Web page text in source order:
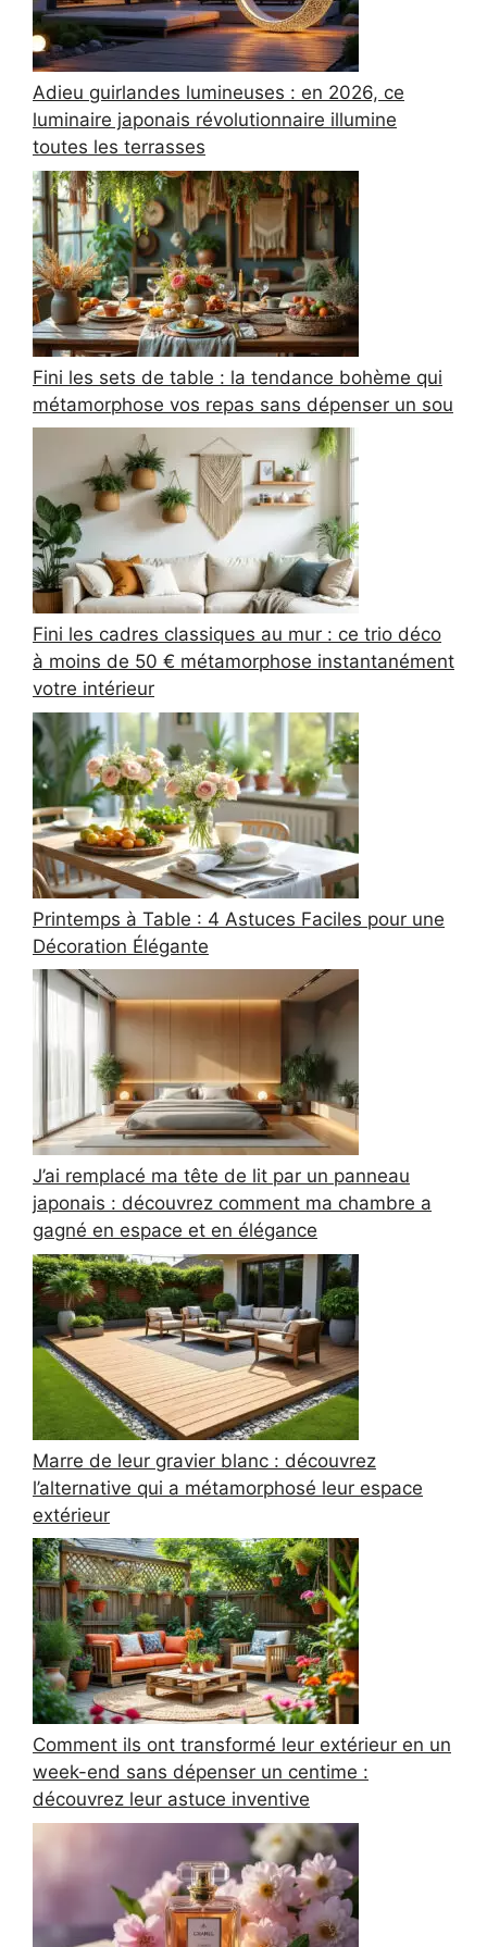
Adieu guirlandes lumineuses : en 2026, ce
luminaire japonais révolutionnaire illumine
toutes les terrasses
Fini les sets de table : la tendance bohème qui
métamorphose vos repas sans dépenser un sou
Fini les cadres classiques au mur : ce trio déco
à moins de 50 € métamorphose instantanément
votre intérieur
Printemps à Table : 4 Astuces Faciles pour une
Décoration Élégante
J’ai remplacé ma tête de lit par un panneau
japonais : découvrez comment ma chambre a
gagné en espace et en élégance
Marre de leur gravier blanc : découvrez
l’alternative qui a métamorphosé leur espace
extérieur
Comment ils ont transformé leur extérieur en un
week-end sans dépenser un centime :
découvrez leur astuce inventive